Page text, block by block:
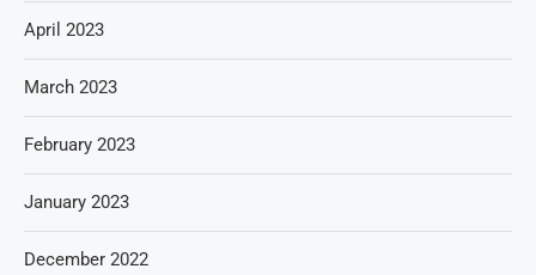
April 2023
March 2023
February 2023
January 2023
December 2022